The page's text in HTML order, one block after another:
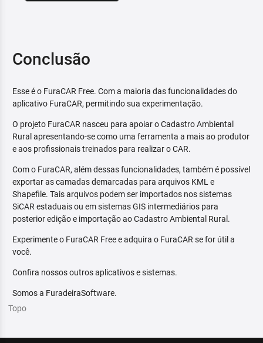
Conclusão
Esse é o FuraCAR Free. Com a maioria das funcionalidades do
aplicativo FuraCAR, permitindo sua experimentação.
O projeto FuraCAR nasceu para apoiar o Cadastro Ambiental
Rural apresentando-se como uma ferramenta a mais ao produtor
e aos profissionais treinados para realizar o CAR.
Com o FuraCAR, além dessas funcionalidades, também é possível
exportar as camadas demarcadas para arquivos KML e
Shapefile. Tais arquivos podem ser importados nos sistemas
SiCAR estaduais ou em sistemas GIS intermediários para
posterior edição e importação ao Cadastro Ambiental Rural.
Experimente o FuraCAR Free e adquira o FuraCAR se for útil a
você.
Confira nossos outros aplicativos e sistemas.
Somos a FuradeiraSoftware.
Topo